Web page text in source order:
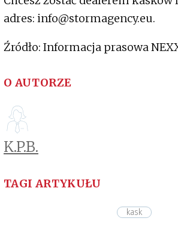
adres: info@stormagency.eu.
Źródło: Informacja prasowa
O AUTORZE
K.P.B.
TAGI ARTYKUŁU
kask